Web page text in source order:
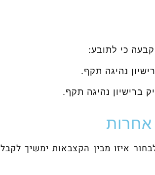
אחרות
איזו מבין הקצבאות ימשיך לקבל